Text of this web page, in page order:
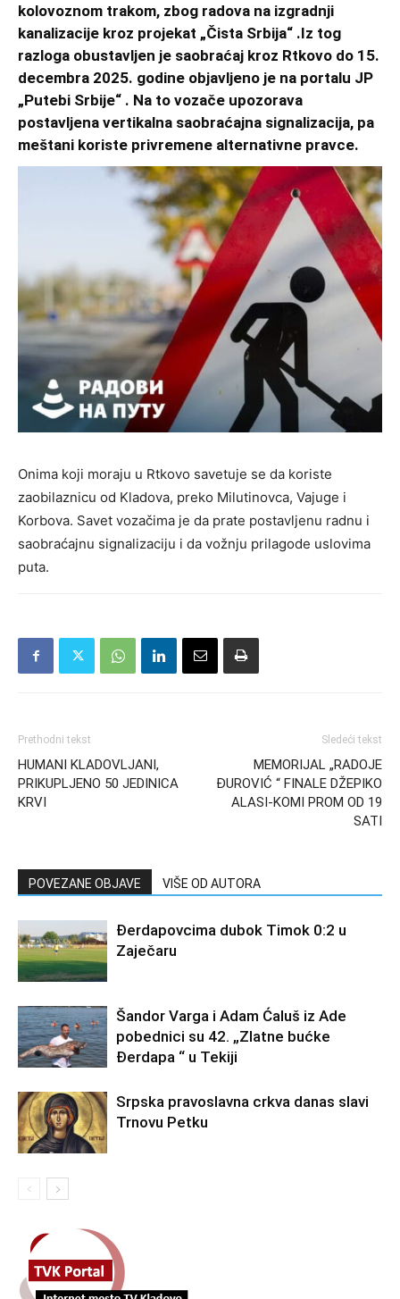
kolovoznom trakom, zbog radova na izgradnji
kanalizacije kroz projekat „Čista Srbija“ .Iz tog
razloga obustavljen je saobraćaj kroz Rtkovo do 15.
decembra 2025. godine objavljeno je na portalu JP
„Putebi Srbije“ . Na to vozače upozorava
postavljena vertikalna saobraćajna signalizacija, pa
meštani koriste privremene alternativne pravce.
Onima koji moraju u Rtkovo savetuje se da koriste
zaobilaznicu od Kladova, preko Milutinovca, Vajuge i
Korbova. Savet vozačima je da prate postavljenu radnu i
saobraćajnu signalizaciju i da vožnju prilagode uslovima
puta.
Prethodni tekst
HUMANI KLADOVLJANI,
PRIKUPLJENO 50 JEDINICA
KRVI
Sledeći tekst
MEMORIJAL „RADOJE
ĐUROVIĆ “ FINALE DŽEPIKO
ALASI-KOMI PROM OD 19
SATI
POVEZANE OBJAVE VIŠE OD AUTORA
Đerdapovcima dubok Timok 0:2 u
Zaječaru
Šandor Varga i Adam Ćaluš iz Ade
pobednici su 42. „Zlatne bućke
Đerdapa “ u Tekiji
Srpska pravoslavna crkva danas slavi
Trnovu Petku